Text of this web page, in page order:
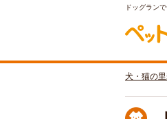
ドッグラン
犬・猫の